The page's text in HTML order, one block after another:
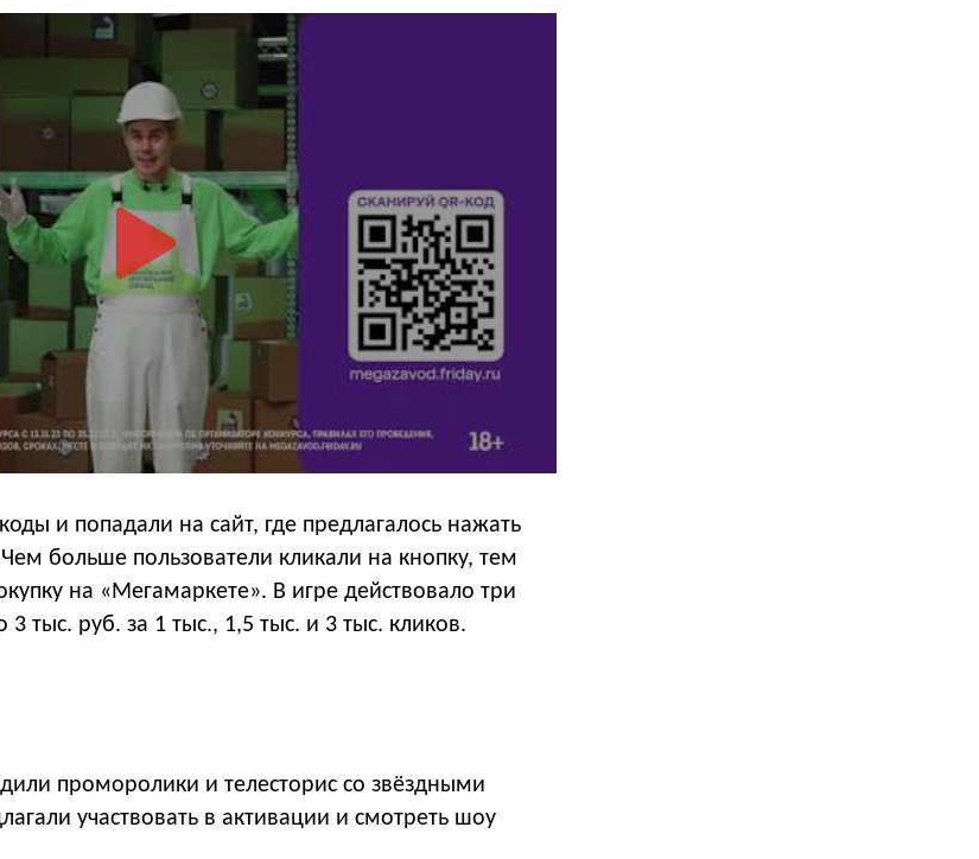
и попадали на сайт, где предлагалось нажать
больше пользователи кликали на кнопку, тем
на «Мегамаркете». В игре действовало три
3 тыс. руб. за 1 тыс., 1,5 тыс. и 3 тыс. кликов.
проморолики и телесторис со звёздными
участвовать в активации и смотреть шоу